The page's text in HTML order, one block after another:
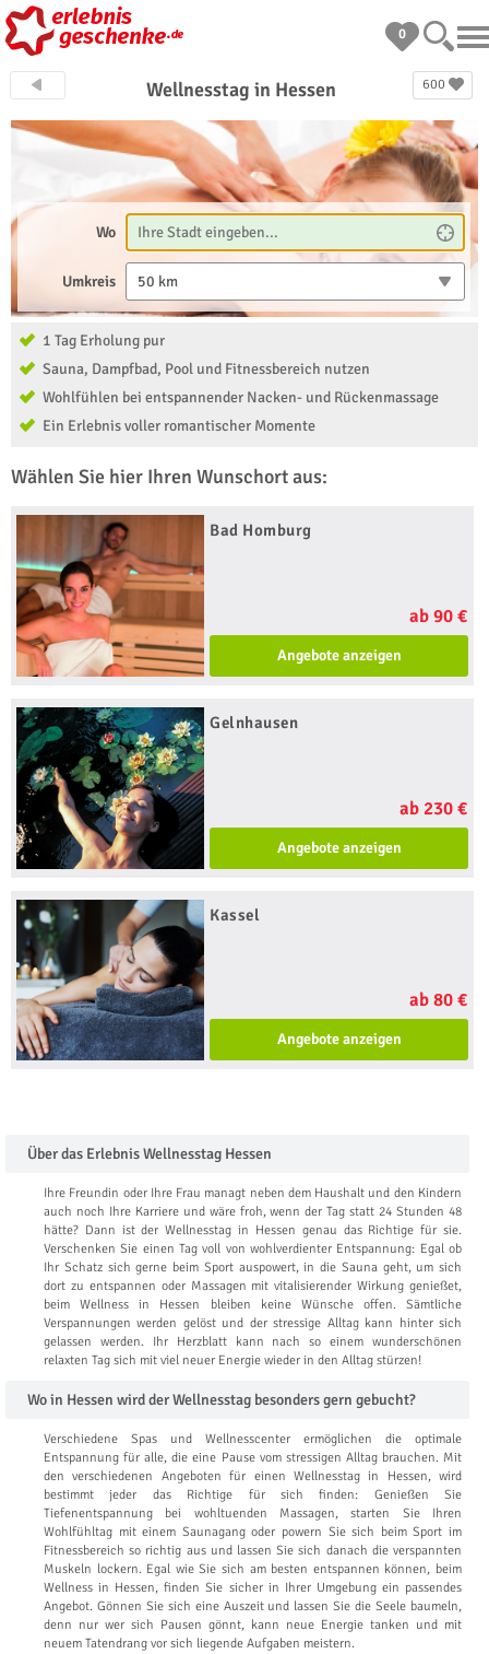
0
600
Wellnesstag in Hessen
Wo
Umkreis 50 km
1 Tag Erholung pur
Sauna, Dampfbad, Pool und Fitnessbereich nutzen
Wohlfühlen bei entspannender Nacken- und Rückenmassage
Ein Erlebnis voller romantischer Momente
Wählen Sie hier Ihren Wunschort aus:
Bad Homburg
ab 90 €
Angebote anzeigen
Gelnhausen
ab 230 €
Angebote anzeigen
Kassel
ab 80 €
Angebote anzeigen
Über das Erlebnis Wellnesstag Hessen
Ihre Freundin oder Ihre Frau managt neben dem Haushalt und den Kindern
auch noch Ihre Karriere und wäre froh, wenn der Tag statt 24 Stunden 48
hätte? Dann ist der Wellnesstag in Hessen genau das Richtige für sie.
Verschenken Sie einen Tag voll von wohlverdienter Entspannung: Egal ob
Ihr Schatz sich gerne beim Sport auspowert, in die Sauna geht, um sich
dort zu entspannen oder Massagen mit vitalisierender Wirkung genießet,
beim Wellness in Hessen bleiben keine Wünsche offen. Sämtliche
Verspannungen werden gelöst und der stressige Alltag kann hinter sich
gelassen werden. Ihr Herzblatt kann nach so einem wunderschönen
relaxten Tag sich mit viel neuer Energie wieder in den Alltag stürzen!
Wo in Hessen wird der Wellnesstag besonders gern gebucht?
Verschiedene Spas und Wellnesscenter ermöglichen die optimale
Entspannung für alle, die eine Pause vom stressigen Alltag brauchen. Mit
den verschiedenen Angeboten für einen Wellnesstag in Hessen, wird
bestimmt jeder das Richtige für sich finden: Genießen Sie
Tiefenentspannung bei wohltuenden Massagen, starten Sie Ihren
Wohlfühltag mit einem Saunagang oder powern Sie sich beim Sport im
Fitnessbereich so richtig aus und lassen Sie sich danach die verspannten
Muskeln lockern. Egal wie Sie sich am besten entspannen können, beim
Wellness in Hessen, finden Sie sicher in Ihrer Umgebung ein passendes
Angebot. Gönnen Sie sich eine Auszeit und lassen Sie die Seele baumeln,
denn nur wer sich Pausen gönnt, kann neue Energie tanken und mit
neuem Tatendrang vor sich liegende Aufgaben meistern.